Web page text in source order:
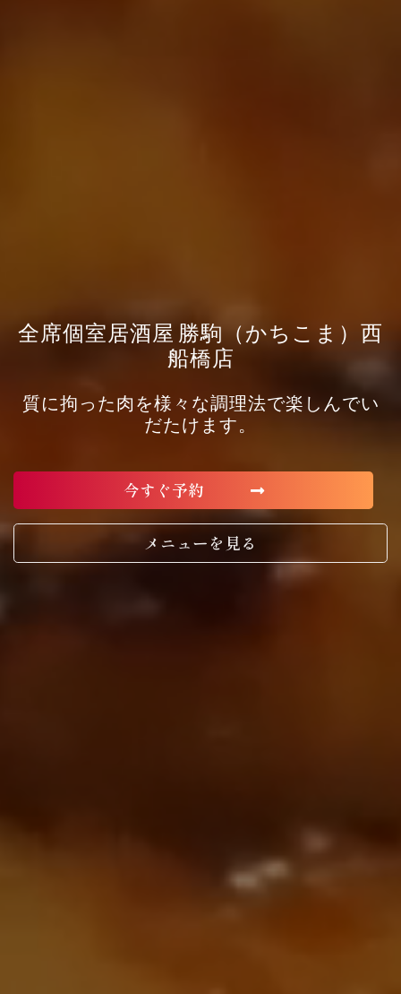
全席個室居酒屋 勝駒（かちこま）西
船橋店
質に拘った肉を様々な調理法で楽しんでい
だたけます。
今すぐ予約
メニューを見る